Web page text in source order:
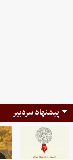
پیشنهاد سردبیر